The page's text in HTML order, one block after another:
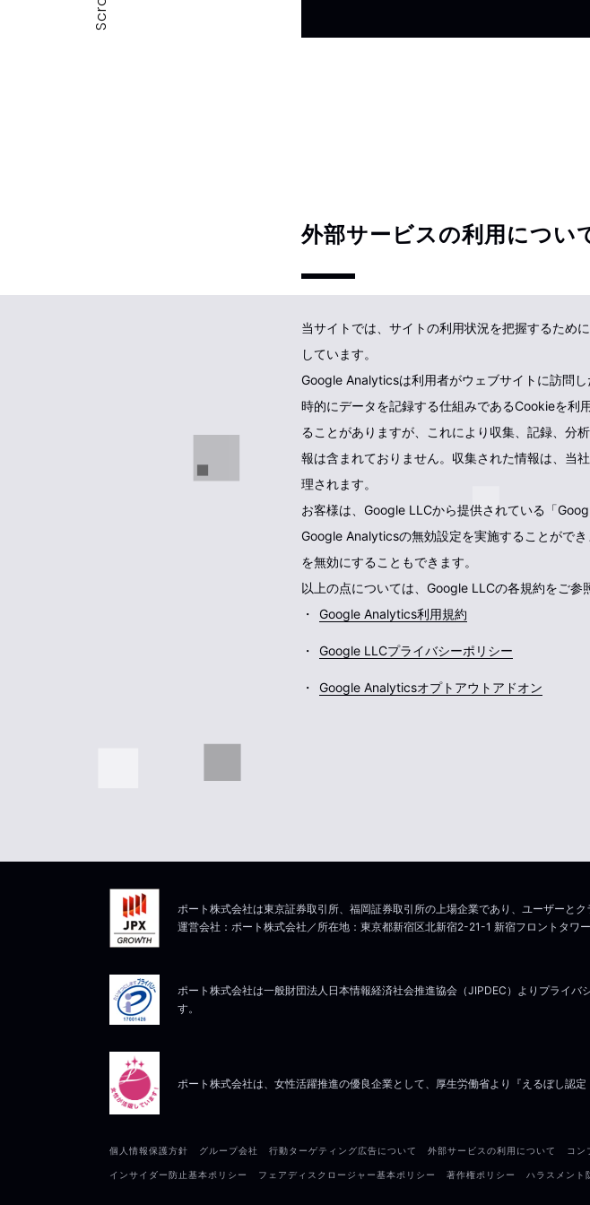
Scroll
外部サービスの利用につい
当サイトでは、サイトの利用状況を把握するため
しています。
Google Analyticsは利用者がウェブサイトに訪問
時的にデータを記録する仕組みであるCookieを利
ることがありますが、これにより収集、記録、分
報は含まれておりません。収集された情報は、当
理されます。
お客様は、Google LLCから提供されている「
Google Analyticsの無効設定を実施することがで
を無効にすることもできます。
以上の点については、Google LLCの各規約をご参
Google Analytics利用規約
Google LLCプライバシーポリシー
Google Analyticsオプトアウトアドオン
ポート株式会社は一般財団法人日本情報経済社会推進協会（JIPDEC）よりプライ
す。
ポート株式会社は東京証券取引所、福岡証券取引所の上場企業であり、ユーザーと
運営会社：ポート株式会社／所在地：東京都新宿区北新宿2-21-1 新宿フロントタワ
ポート株式会社は、女性活躍推進の優良企業として、厚生労働省より『えるぼし認定
個人情報保護方針 グループ会社 行動ターゲティング広告について 外部サービスの利用について コン
インサイダー防止基本ポリシー フェアディスクロージャー基本ポリシー 著作権ポリシー ハラスメント